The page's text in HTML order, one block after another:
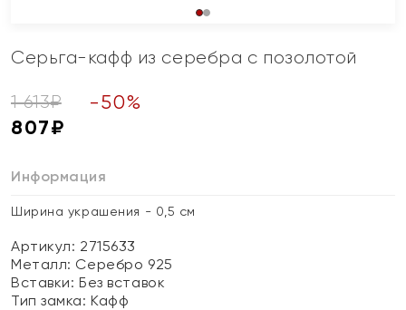
Серьга-кафф из серебра с позолотой
1 613₽ -50%
807₽
Информация
Ширина украшения - 0,5 см
Артикул: 2715633
Металл: Серебро 925
Вставки:Без вставок
Тип замка:Кафф